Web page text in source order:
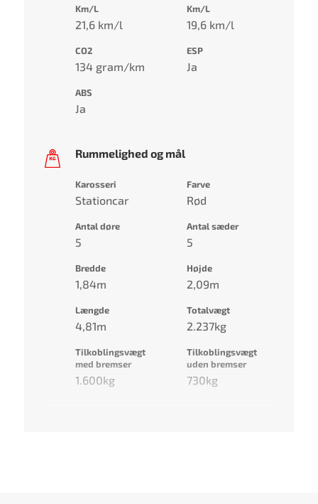
Km/L
21,6 km/l
Km/L
19,6 km/l
CO2
134 gram/km
ESP
Ja
ABS
Ja
Rummelighed og mål
Karosseri
Stationcar
Farve
Rød
Antal døre
5
Antal sæder
5
Bredde
1,84m
Højde
2,09m
Længde
4,81m
Totalvægt
2.237kg
Tilkoblingsvægt
med bremser
1.600kg
Tilkoblingsvægt
uden bremser
730kg